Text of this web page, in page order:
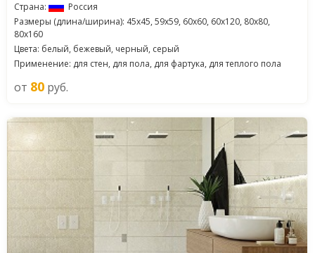
Страна:
Россия
Размеры (длина/ширина): 45x45, 59x59, 60x60, 60x120, 80x80,
80x160
Цвета: белый, бежевый, черный, серый
Применение: для стен, для пола, для фартука, для теплого пола
от 80 руб.